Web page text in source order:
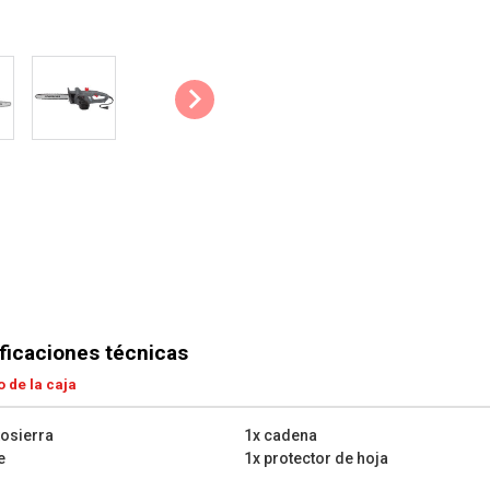
es necesario aplicar
aserrado produce serrín
técnicas
de la caja
1x cadena
1x protector de hoja